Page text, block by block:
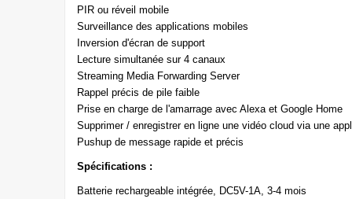
PIR ou réveil mobile
Surveillance des applications mobiles
Inversion d'écran de support
Lecture simultanée sur 4 canaux
Streaming Media Forwarding Server
Rappel précis de pile faible
Prise en charge de l'amarrage avec Alexa et Google Home
Supprimer / enregistrer en ligne une vidéo cloud via une
Pushup de message rapide et précis
Spécifications :
Batterie rechargeable intégrée, DC5V-1A, 3-4 mois